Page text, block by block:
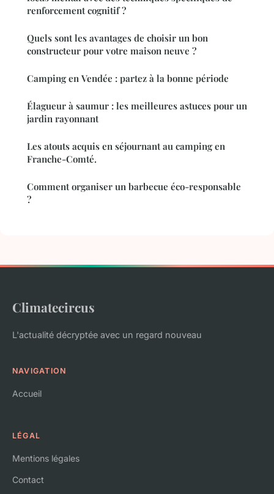
renforcement cognitif ?
Quels sont les avantages de choisir un bon
constructeur pour votre maison neuve ?
Camping en Vendée : partez à la bonne période
Élagueur à saumur : les meilleures astuces pour un
jardin rayonnant
Les atouts acquis en séjournant au camping en
Franche-Comté.
Comment organiser un barbecue éco-responsable
?
Climatecircus
L'actualité décryptée avec un regard nouveau
NAVIGATION
Accueil
LÉGAL
Mentions légales
Contact